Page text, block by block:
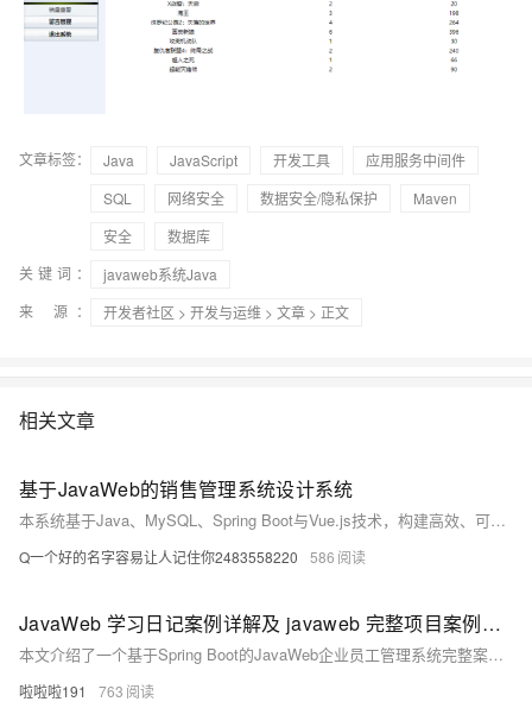
文章标签： Java JavaScript 开发工具
应用服务中间件
SQL
网络安全 数据安全/隐私保护
Maven
安全
数据库
关键词：
javaweb系统Java
来 源：
开发者社区 > 开发与运维 > 文章 > 正文
相关文章
基于JavaWeb的销售管理系统设计系统
本系统基于Java、MySQL、Spring Boot与Vue.js技术，构建高效、可扩展的销售管理平台，实现客户、订单、数据可视化等全流程自动化管理，提升企业运营效率与决策能力。
Q一个好的名字容易让人记住你2483558220 586
JavaWeb 学习日记案例详解及 javaweb 完整项目案例实战指南
本文介绍了一个基于Spring Boot的JavaWeb企业员工管理系统完整案例，涵盖部门管理、员工管理、登录、异常处理、事务管理及AOP等核心功能实现，结合CSDN相关技术文章，提供详细技术方案与应用实例，适合JavaWeb开发者学习与参考。
啦啦啦191 763